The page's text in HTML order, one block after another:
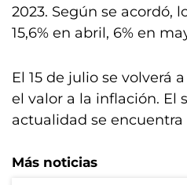
2023. Según se acordó,
15,6% en abril, 6% en
El 15 de julio se volverá
el valor a la inflación. El
actualidad se encuentra
Más noticias